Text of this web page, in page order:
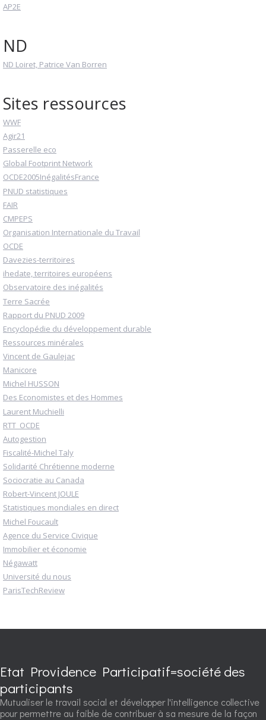
AP2E
ND
ND Loiret, Patrice Van Borren
Sites ressources
WWF
Agir21
Passerelle eco
Global Footprint Network
OCDE2005InégalitésFrance
PNUD statistiques
FAIR
CMPEPS
Organisation Internationale du Travail
OCDE
Davezies-territoires
ihedate, territoires européens
Observatoire des inégalités
Terre Sacrée
Rapport du PNUD 2009
Encyclopédie du développement durable
Ressources minérales
Vincent de Gaulejac
Manicore
Michel HUSSON
Des Economistes et des Hommes
Laurent Muchielli
RTT_OCDE
Autogestion
Fiscalité-Michel Taly
Solidarité Chrétienne moderne
Sociocratie au Canada
Robert-Vincent JOULE
Statistiques mondiales en direct
Michel Foucault
Agence du Service Civique
Immobilier et économie
Négawatt
Université du nous
ParisTechReview
Etat Providence Participatif=société des
participants
Mutualiser le travail social et développer l'intelligence collective
pour permettre au faible de contribuer à sa mesure de la façon